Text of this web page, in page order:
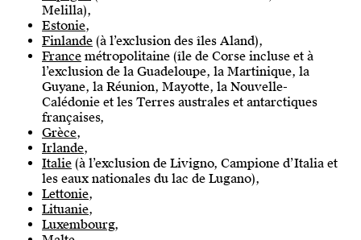
Melilla),
Estonie,
Finlande (à l’exclusion des îles Aland),
France métropolitaine (île de Corse incluse et à
l’exclusion de la Guadeloupe, la Martinique, la
Guyane, la Réunion, Mayotte, la Nouvelle-
Calédonie et les Terres australes et antarctiques
françaises,
Grèce,
Irlande,
Italie (à l’exclusion de Livigno, Campione d’Italia et
les eaux nationales du lac de Lugano),
Lettonie,
Lituanie,
Luxembourg,